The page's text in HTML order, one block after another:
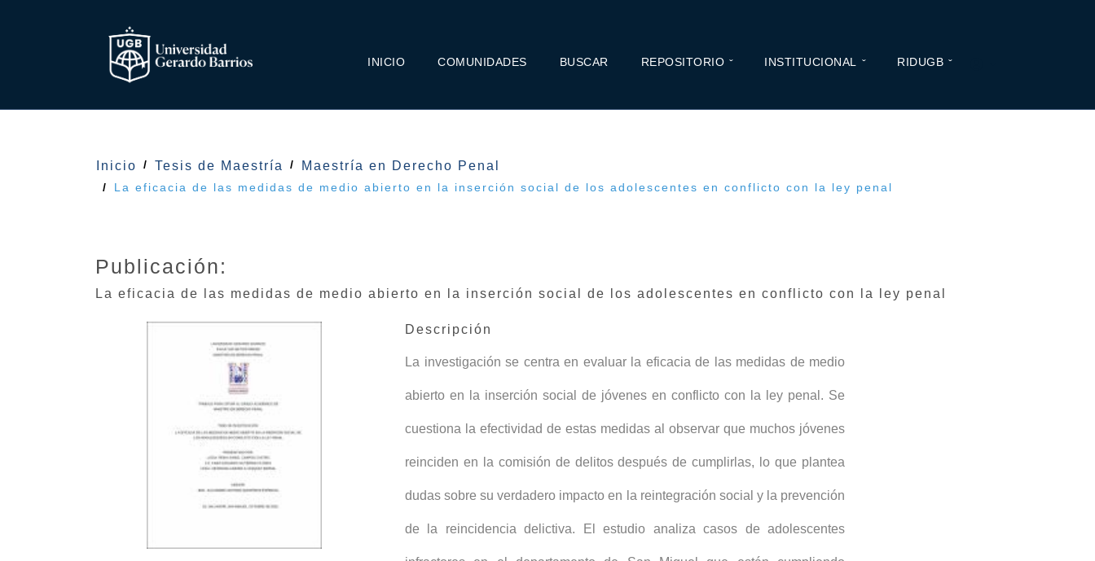
INICIO COMUNIDADES BUSCAR REPOSITORIO INSTITUCIONAL RIDUGB
Inicio Tesis de Maestría Maestría en Derecho Penal
La eficacia de las medidas de medio abierto en la inserción social de los adolescentes en conflicto con la ley penal
Publicación:
La eficacia de las medidas de medio abierto en la inserción social de los adolescentes en conflicto con la ley penal
Descripción
La investigación se centra en evaluar la eficacia de las medidas de medio
abierto en la inserción social de jóvenes en conflicto con la ley penal. Se
cuestiona la efectividad de estas medidas al observar que muchos jóvenes
reinciden en la comisión de delitos después de cumplirlas, lo que plantea
dudas sobre su verdadero impacto en la reintegración social y la prevención
de la reincidencia delictiva. El estudio analiza casos de adolescentes